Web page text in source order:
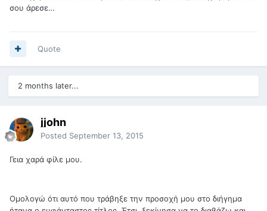
σου άρεσε…
Quote
2 months later...
jjohn
Posted September 13, 2015
Γεια χαρά φίλε μου.
Ομολογώ ότι αυτό που τράβηξε την προσοχή μου στο διήγημα